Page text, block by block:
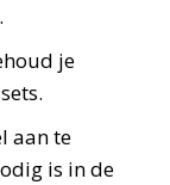
je
aan te
is in de